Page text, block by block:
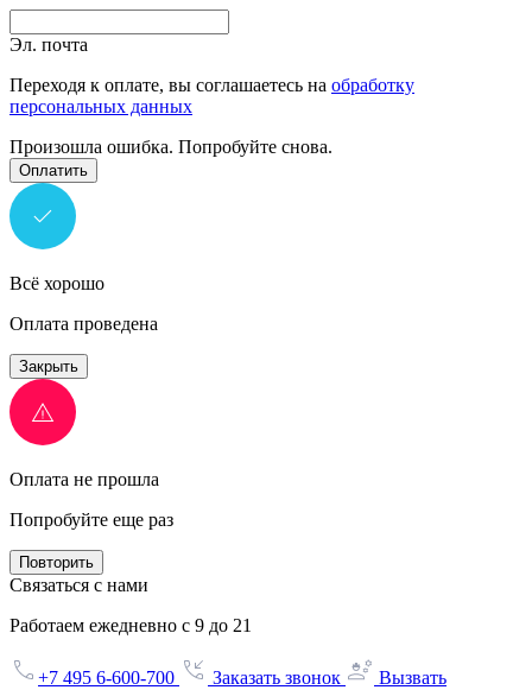
Эл. почта
Переходя к оплате, вы соглашаетесь на обработку
персональных данных
Произошла ошибка. Попробуйте снова.
Оплатить
Всё хорошо
Оплата проведена
Закрыть
Оплата не прошла
Попробуйте еще раз
Повторить
Связаться с нами
Работаем ежедневно с 9 до 21
+7 495 6-600-700 Заказать звонок
Вызвать